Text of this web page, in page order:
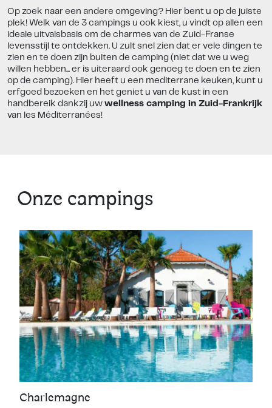
Op zoek naar een andere omgeving? Hier bent u op de juiste
plek! Welk van de 3 campings u ook kiest, u vindt op allen een
ideale uitvalsbasis om de charmes van de Zuid-Franse
levensstijl te ontdekken. U zult snel zien dat er vele dingen te
zien en te doen zijn buiten de camping (niet dat we u weg
willen hebben... er is uiteraard ook genoeg te doen en te zien
op de camping). Hier heeft u een mediterrane keuken, kunt u
erfgoed bezoeken en het geniet u van de kust in een
handbereik dankzij uw wellness camping in Zuid-Frankrijk
van les Méditerranées!
Onze campings
Charlemagne